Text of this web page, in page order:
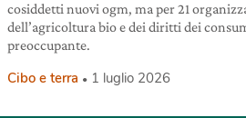
cosiddetti nuovi ogm, ma per 21
dell’agricoltura bio e dei diritti dei
preoccupante.
Cibo e terra 1 luglio 2026